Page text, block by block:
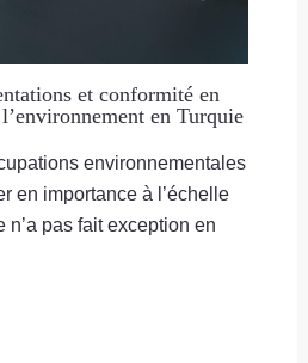
et conformité en
en Turquie
environnementales
en importance à l’échelle
n’a pas fait exception en